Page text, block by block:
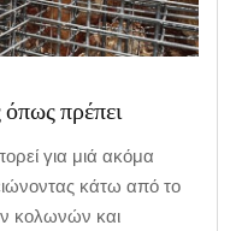
πρέπει
για μιά ακόμα
κάτω από το
κολωνών και